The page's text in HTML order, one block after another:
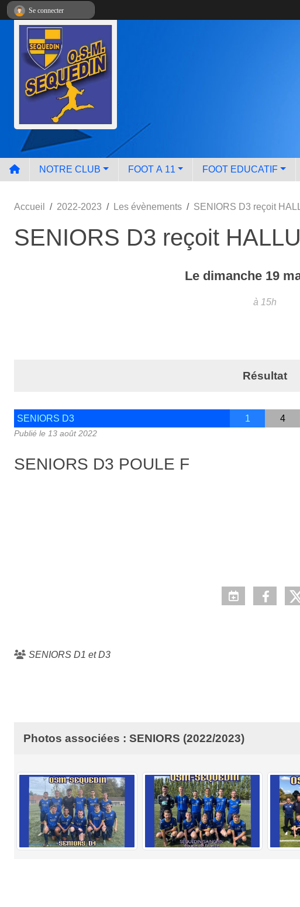
NOTRE CLUB FOOT A 11 FOOT EDUCATIF
Accueil 2022-2023 Les évènements SENIORS D3 reçoit
SENIORS D3 reçoit
Le dimanche 19
à 15h
Résultat
SENIORS D3 1 4
Publié le 13 août 2022
SENIORS D3 POULE F
SENIORS D1 et D3
Photos associées : SENIORS (2022/2023)
Se connecter
Panneau de gestion des cookies